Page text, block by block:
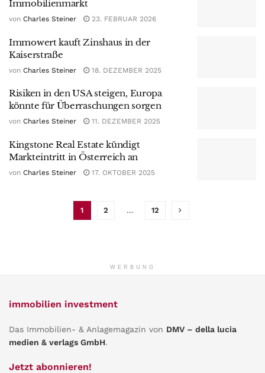
Immobilienmarkt
von Charles Steiner 23. FEBRUAR 2026
Immowert kauft Zinshaus in der
Kaiserstraße
von Charles Steiner 18. DEZEMBER 2025
Risiken in den USA steigen, Europa
könnte für Überraschungen sorgen
von Charles Steiner 11. DEZEMBER 2025
Kingstone Real Estate kündigt
Markteintritt in Österreich an
von Charles Steiner 17. OKTOBER 2025
1 2 … 12
WERBUNG
immobilien investment
Das Immobilien- & Anlagemagazin von DMV – della lucia
medien & verlags GmbH.
Jetzt abonnieren!